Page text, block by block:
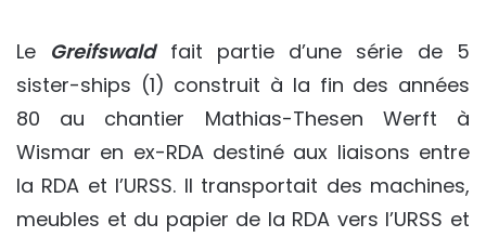
Le Greifswaldfait partie d’une série de 5
sister-ships (1) construit à la fin des années
80 au chantier Mathias-Thesen Werft à
Wismar en ex-RDA destiné aux liaisons entre
la RDA et l’URSS. Il transportait des machines,
meubles et du papier de la RDA vers l’URSS et